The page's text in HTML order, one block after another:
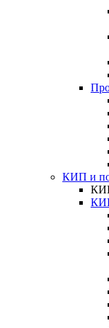
КИП и